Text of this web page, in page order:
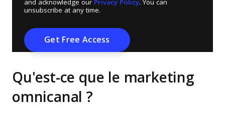
and acknowledge our Privacy Policy. You can
unsubscribe at any time.
Qu'est-ce que le marketing
omnicanal ?